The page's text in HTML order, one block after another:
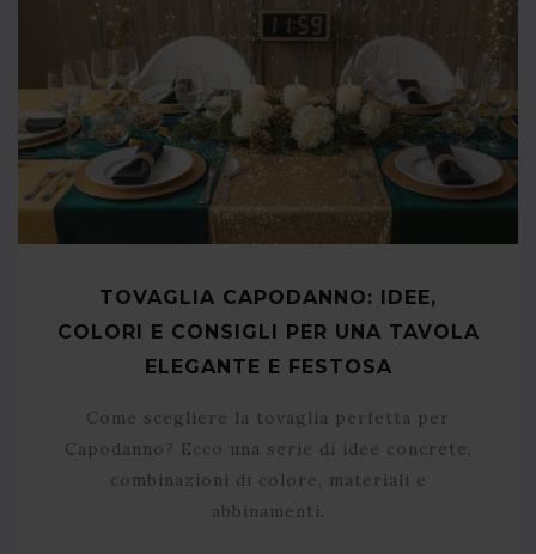
TOVAGLIA CAPODANNO: IDEE,
COLORI E CONSIGLI PER UNA TAVOLA
ELEGANTE E FESTOSA
Come scegliere la tovaglia perfetta per
Capodanno? Ecco una serie di idee concrete,
combinazioni di colore, materiali e
abbinamenti.